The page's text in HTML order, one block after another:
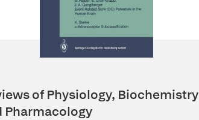
of Physiology, Biochemistry
Pharmacology